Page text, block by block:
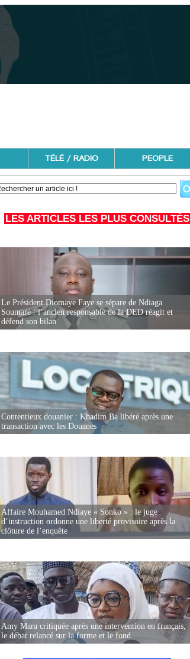
TÉLÉ / RADIO PEOPLE
LES ARTICLES LES PLUS CONSULTÉS
Le Président Diomaye Faye se sépare de Ndiaga
Soumaré : l’ancien responsable de la DED réagit et
défend son bilan
Contentieux douanier : Khadim Ba libéré après une
transaction avec les Douanes
Affaire Mouhamed Ndiaye « Sonko » : le juge
d’instruction ordonne une liberté provisoire après la
clôture de l’enquête
Amy Mara critiquée après une intervention en français,
le débat relancé sur la forme et le fond